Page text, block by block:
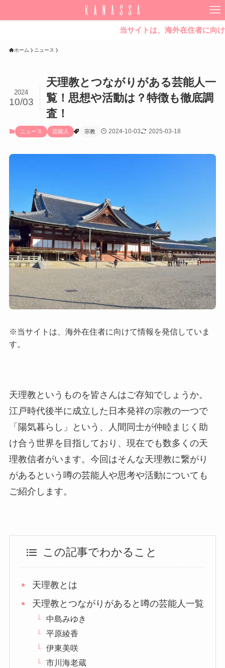
当サイトは、海外在住者に向けて情
ホーム ニュース
天理教とつながりがある芸能人一
覧！思想や活動は？特徴も徹底調
査！
2024
10/03
ニュース 芸能人 宗教 2024-10-03 2025-03-18
※当サイトは、海外在住者に向けて情報を発信していま
す。
天理教というものを皆さんはご存知でしょうか。
江戸時代後半に成立した日本発祥の宗教の一つで
「陽気暮らし」という、人間同士が仲睦まじく助
け合う世界を目指しており、現在でも数多くの天
理教信者がいます。今回はそんな天理教に繋がり
があるという噂の芸能人や思考や活動についても
ご紹介します。
この記事でわかること
天理教とは
天理教とつながりがあると噂の芸能人一覧
中島みゆき
平原綾香
伊東美咲
市川海老蔵